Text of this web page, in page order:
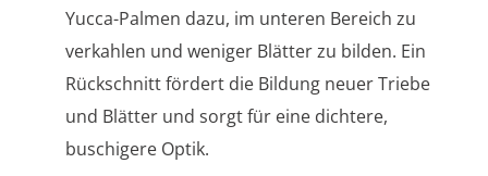
Yucca-Palmen dazu, im unteren Bereich zu
verkahlen und weniger Blätter zu bilden. Ein
Rückschnitt fördert die Bildung neuer Triebe
und Blätter und sorgt für eine dichtere,
buschigere Optik.